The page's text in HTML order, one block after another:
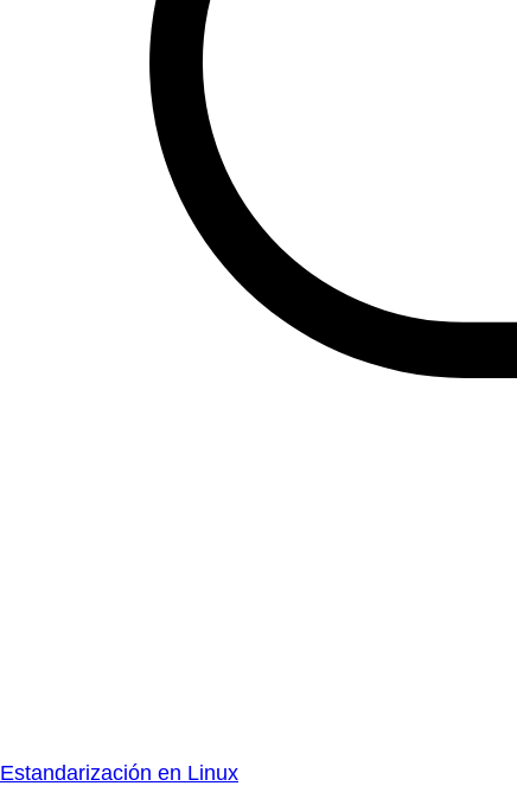
Estandarización en Linux